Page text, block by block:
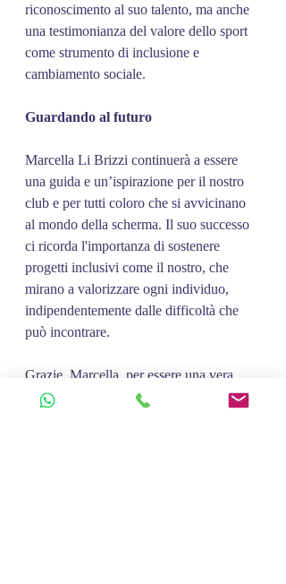
riconoscimento al suo talento, ma anche
una testimonianza del valore dello sport
come strumento di inclusione e
cambiamento sociale.
Guardando al futuro
Marcella Li Brizzi continuerà a essere
una guida e un’ispirazione per il nostro
club e per tutti coloro che si avvicinano
al mondo della scherma. Il suo successo
ci ricorda l'importanza di sostenere
progetti inclusivi come il nostro, che
mirano a valorizzare ogni individuo,
indipendentemente dalle difficoltà che
può incontrare.
Grazie, Marcella, per essere una vera
ambasciatrice dello sport e un esempio di